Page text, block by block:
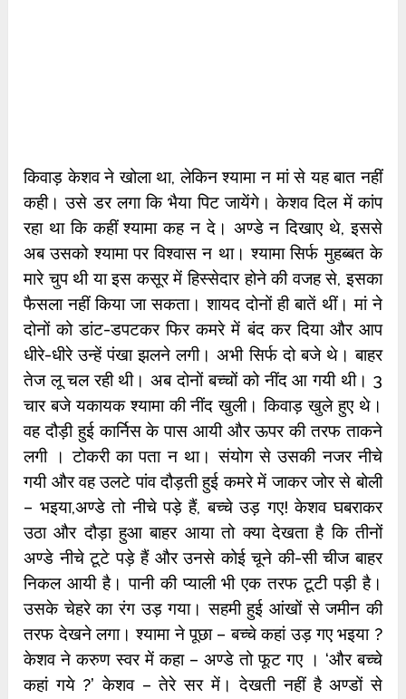
किवाड़ केशव ने खोला था, लेकिन श्यामा न मां से यह बात नहीं
कही। उसे डर लगा कि भैया पिट जायेंगे। केशव दिल में कांप
रहा था कि कहीं श्यामा कह न दे। अण्डे न दिखाए थे, इससे
अब उसको श्यामा पर विश्वास न था। श्यामा सिर्फ मुहब्बत के
मारे चुप थी या इस कसूर में हिस्सेदार होने की वजह से, इसका
फैसला नहीं किया जा सकता। शायद दोनों ही बातें थीं। मां ने
दोनों को डांट-डपटकर फिर कमरे में बंद कर दिया और आप
धीरे-धीरे उन्हें पंखा झलने लगी। अभी सिर्फ दो बजे थे। बाहर
तेज लू चल रही थी। अब दोनों बच्चों को नींद आ गयी थी। 3
चार बजे यकायक श्यामा की नींद खुली। किवाड़ खुले हुए थे।
वह दौड़ी हुई कार्निस के पास आयी और ऊपर की तरफ ताकने
लगी । टोकरी का पता न था। संयोग से उसकी नजर नीचे
गयी और वह उलटे पांव दौड़ती हुई कमरे में जाकर जोर से बोली
– भइया,अण्डे तो नीचे पड़े हैं, बच्चे उड़ गए! केशव घबराकर
उठा और दौड़ा हुआ बाहर आया तो क्या देखता है कि तीनों
अण्डे नीचे टूटे पड़े हैं और उनसे कोई चूने की-सी चीज बाहर
निकल आयी है। पानी की प्याली भी एक तरफ टूटी पड़ी है।
उसके चेहरे का रंग उड़ गया। सहमी हुई आंखों से जमीन की
तरफ देखने लगा। श्यामा ने पूछा – बच्चे कहां उड़ गए भइया ?
केशव ने करुण स्वर में कहा – अण्डे तो फूट गए । ‘और बच्चे
कहां गये ?’ केशव – तेरे सर में। देखती नहीं है अण्डों से